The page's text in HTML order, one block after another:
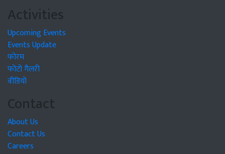
Activities
Upcoming Events
Events Update
फोरम
फोटो गैलरी
वीडियो
Contact
About Us
Contact Us
Careers